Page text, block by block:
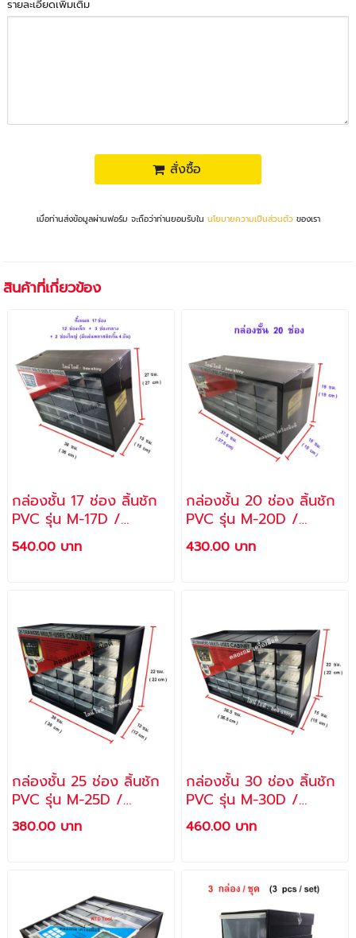
รายละเอียดเพิ่มเติม
สั่งซื้อ
เมื่อท่านส่งข้อมูลผ่านฟอร์ม จะถือว่าท่านยอมรับใน นโยบายความเป็นส่วนตัวของเรา
สินค้าที่เกี่ยวข้อง
กล่องชั้น 17 ช่อง ลิ้นชัก
PVC รุ่น M-17D /
ALLWAYS
540.00 บาท
กล่องชั้น 20 ช่อง ลิ้นชัก
PVC รุ่น M-20D /
ALLWAYS
430.00 บาท
กล่องชั้น 25 ช่อง ลิ้นชัก
PVC รุ่น M-25D /
ALLWAYS
380.00 บาท
กล่องชั้น 30 ช่อง ลิ้นชัก
PVC รุ่น M-30D /
ALLWAYS
460.00 บาท